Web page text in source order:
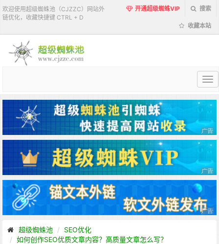
欢迎使用超级蜘蛛池（CJZZC）网站外
链优化，收藏快捷键 CTRL + D
开通超级蜘蛛VIP 搜索
收藏本站
超
蜘
蛛
池
超级蜘蛛池
SEO优化
如何创作SEO优质文章内容？高质量文章怎么写？